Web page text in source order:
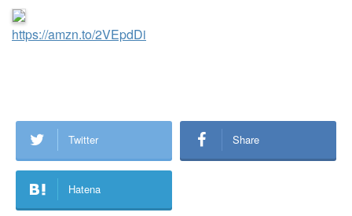
https://amzn.to/2VEpdDi
Twitter Share
Hatena